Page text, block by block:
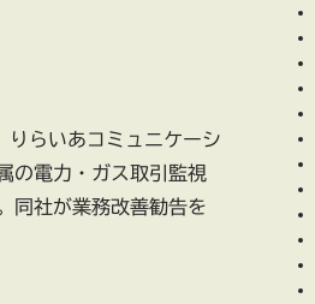
らいあコミュニケーシ
の電力・ガス取引監視
同社が業務改善勧告を